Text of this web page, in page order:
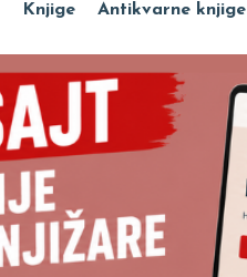
Knjige Antikvarne knjige